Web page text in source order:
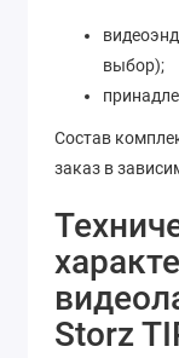
выбор);
Состав
заказ в
Storz